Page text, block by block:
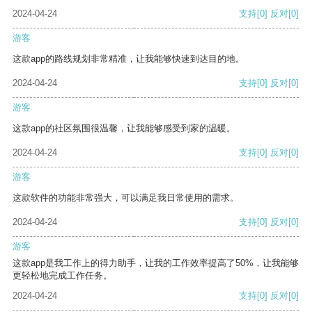
2024-04-24 支持[0] 反对[0]
游客
这款app的路线规划非常精准，让我能够快速到达目的地。
2024-04-24 支持[0] 反对[0]
游客
这款app的社区氛围很温馨，让我能够感受到家的温暖。
2024-04-24 支持[0] 反对[0]
游客
这款软件的功能非常强大，可以满足我日常使用的需求。
2024-04-24 支持[0] 反对[0]
游客
这款app是我工作上的得力助手，让我的工作效率提高了50%，让我能够
更轻松地完成工作任务。
2024-04-24
支持[0] 反对[0]